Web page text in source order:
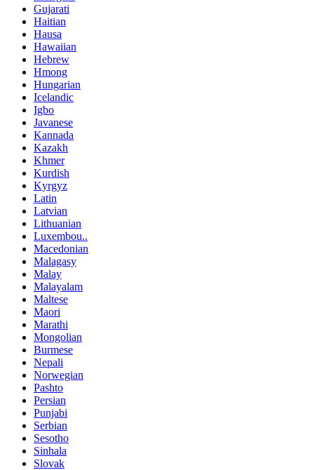
Gujarati
Haitian
Hausa
Hawaiian
Hebrew
Hmong
Hungarian
Icelandic
Igbo
Javanese
Kannada
Kazakh
Khmer
Kurdish
Kyrgyz
Latin
Latvian
Lithuanian
Luxembou..
Macedonian
Malagasy
Malay
Malayalam
Maltese
Maori
Marathi
Mongolian
Burmese
Nepali
Norwegian
Pashto
Persian
Punjabi
Serbian
Sesotho
Sinhala
Slovak